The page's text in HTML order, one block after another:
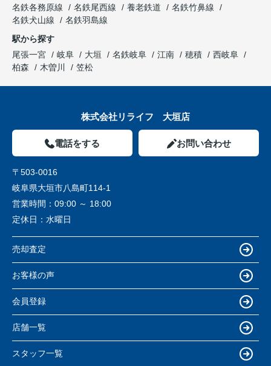
名鉄各務原線
名鉄尾西線 養老鉄道
名鉄竹鼻線
名鉄犬山線
名鉄羽島線
駅から探す
尾張一宮
岐阜 大垣 名鉄岐阜 江南 穂積
西岐阜
柏森
木曽川 笠松
株式会社リライフ 大垣店
電話をする お問い合わせ
〒503-0016
岐阜県大垣市八島町114-1
営業時間： 09:00 ～ 18:00
定休日： 水曜日
売却査定
お客様の声
会員登録
店舗一覧
スタッフ一覧